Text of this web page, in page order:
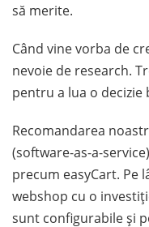
să merite.
Când vine vorba de
nevoie de research.
pentru a lua o decizie
Recomandarea
(software-as-a-
precum easyCart. Pe
webshop cu o
sunt configurabile și